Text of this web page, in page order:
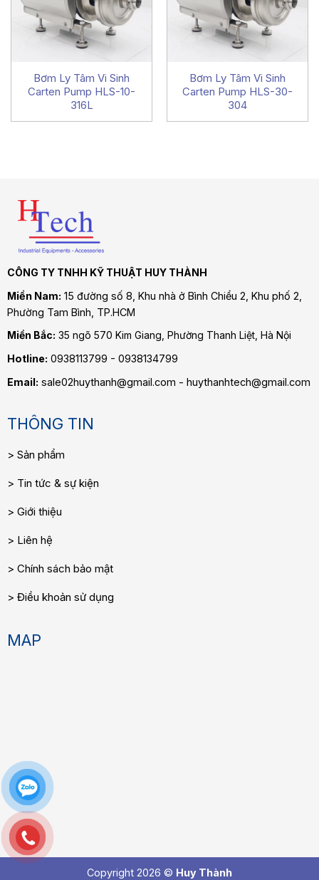
Bơm Ly Tâm Vi Sinh
Carten Pump HLS-10-
316L
Bơm Ly Tâm Vi Sinh
Carten Pump HLS-30-
304
CÔNG TY TNHH KỸ THUẬT HUY THÀNH
Miền Nam: 15 đường số 8, Khu nhà ở Bình Chiểu 2, Khu phố 2,
Phường Tam Bình , TP.HCM
Miền Bắc: 35 ngõ 570 Kim Giang, Phường Thanh Liệt, Hà Nội
Hotline: 0938113799 - 0938134799
Email: sale02huythanh@gmail.com - huythanhtech@gmail.com
THÔNG TIN
Sản phẩm
Tin tức & sự kiện
Giới thiệu
Liên hệ
Chính sách bảo mật
Điều khoản sử dụng
MAP
Copyright 2026 © Huy Thành